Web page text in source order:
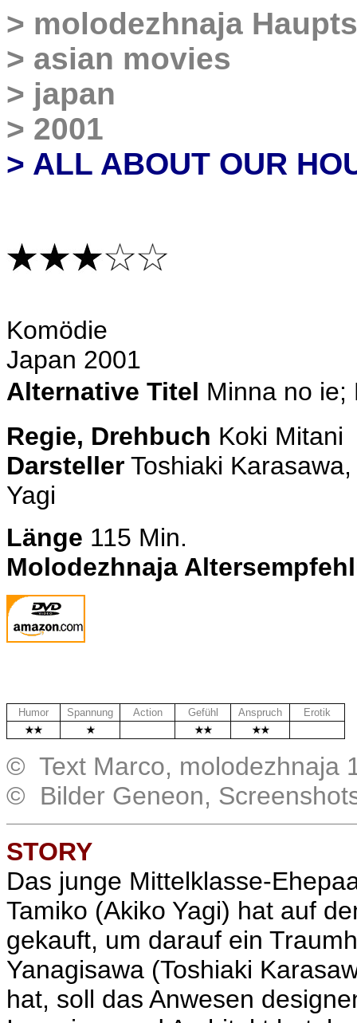
> molodezhnaja
> asian movies
> japan
> 2001
> ALL ABOUT OUR
Komödie
Japan 2001
Alternative Titel Minna no
Regie, Drehbuch Koki Mitani
Darsteller Toshiaki
Yagi
Länge 115 Min.
Molodezhnaja
Humor Spannung Action Gefühl Anspruch
Erotik
© Text Marco, molodezhnaja
© Bilder Geneon,
STORY
Das junge Mittelklasse-
Tamiko (Akiko Yagi) hat auf
gekauft, um darauf ein
Yanagisawa (Toshiaki
hat, soll das Anwesen